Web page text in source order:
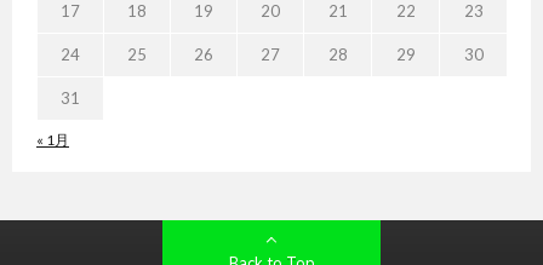
« 1月
17 18 19 20 21 22 23
24 25 26 27 28 29 30
31